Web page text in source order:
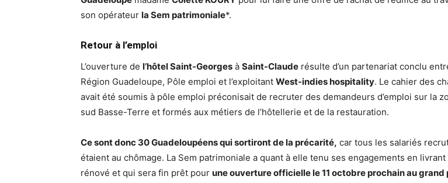
son opérateur la Sem patrimoniale*.
Retour à l’emploi
L’ouverture de l’hôtel Saint-Georges à Saint-Claude résulte d’un partenariat conclu
Région Guadeloupe, Pôle emploi et l’exploitant West-indies hospitality. Le cahier des
avait été soumis à pôle emploi préconisait de recruter des demandeurs d’emploi sur la
sud Basse-Terre et formés aux métiers de l’hôtellerie et de la restauration.
Ce sont donc 30 Guadeloupéens qui sortiront de la précarité, car tous les salariés
étaient au chômage. La Sem patrimoniale a quant à elle tenu ses engagements en
rénové et qui sera fin prêt pour une ouverture officielle le 11 octobre prochain au grand